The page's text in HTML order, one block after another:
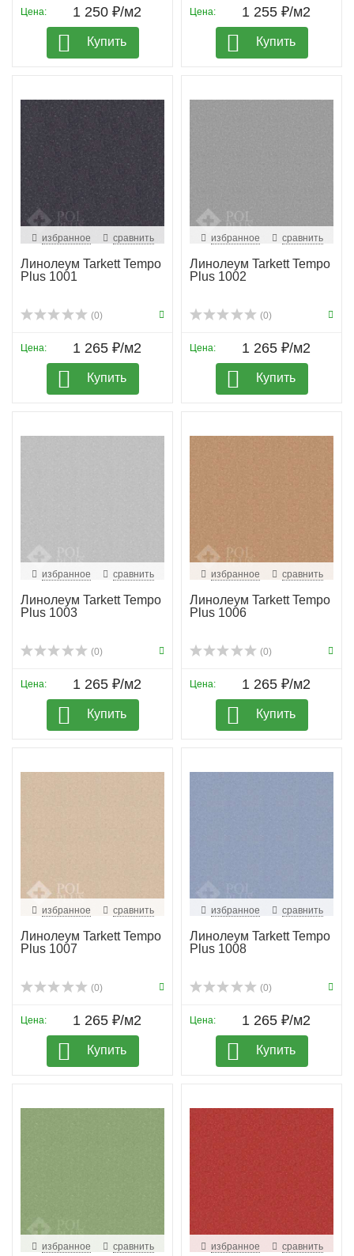
Цена: 1 250 ₽/м2
Купить
Цена: 1 255 ₽/м2
Купить
избранное сравнить
Линолеум Tarkett Tempo
Plus 1001
(0)
Цена: 1 265 ₽/м2
Купить
избранное сравнить
Линолеум Tarkett Tempo
Plus 1002
(0)
Цена: 1 265 ₽/м2
Купить
избранное сравнить
Линолеум Tarkett Tempo
Plus 1003
(0)
Цена: 1 265 ₽/м2
Купить
избранное сравнить
Линолеум Tarkett Tempo
Plus 1006
(0)
Цена: 1 265 ₽/м2
Купить
избранное сравнить
Линолеум Tarkett Tempo
Plus 1007
(0)
Цена: 1 265 ₽/м2
Купить
избранное сравнить
Линолеум Tarkett Tempo
Plus 1008
(0)
Цена: 1 265 ₽/м2
Купить
избранное сравнить избранное сравнить